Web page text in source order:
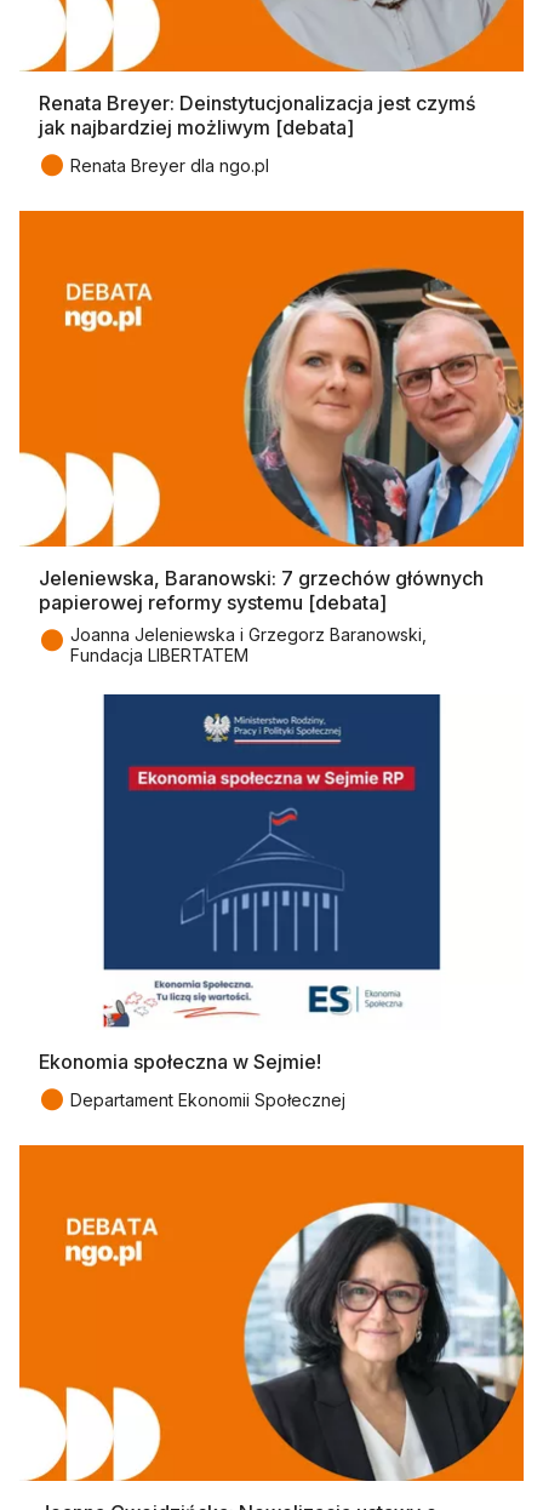
Renata Breyer: Deinstytucjonalizacja jest czymś
jak najbardziej możliwym [debata]
● Renata Breyer dla ngo.pl
Jeleniewska, Baranowski: 7 grzechów głównych
papierowej reformy systemu [debata]
● Joanna Jeleniewska i Grzegorz Baranowski,
Fundacja LIBERTATEM
Ekonomia społeczna w Sejmie!
● Departament Ekonomii Społecznej